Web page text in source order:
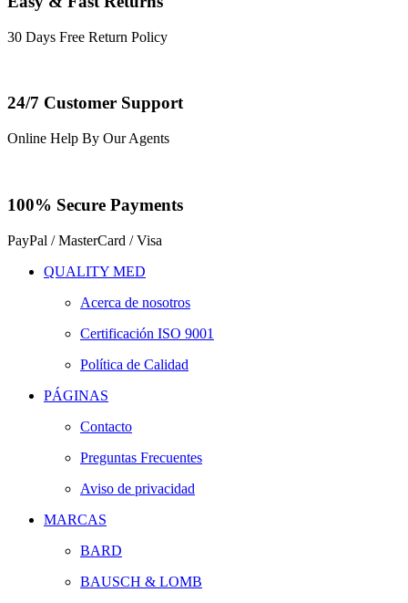
30 Days Free Return Policy
24/7 Customer Support
Online Help By Our Agents
100% Secure Payments
PayPal / MasterCard / Visa
QUALITY MED
Acerca de nosotros
Certificación ISO 9001
Política de Calidad
PÁGINAS
Contacto
Preguntas Frecuentes
Aviso de privacidad
MARCAS
BARD
BAUSCH & LOMB